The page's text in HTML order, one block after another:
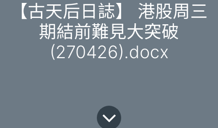
【古天后日誌】 港股周三
期結前難見大突破
(270426).docx